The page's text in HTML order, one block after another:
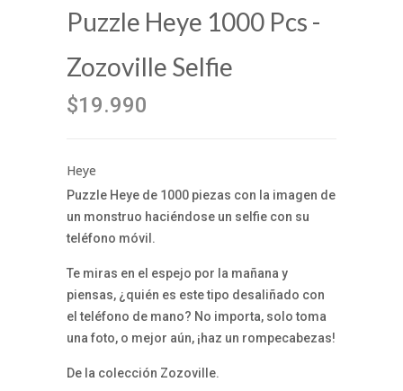
Puzzle Heye 1000 Pcs -
Zozoville Selfie
$19.990
Heye
Puzzle Heye de 1000 piezas con la imagen de
un monstruo haciéndose un selfie con su
teléfono móvil.
Te miras en el espejo por la mañana y
piensas, ¿quién es este tipo desaliñado con
el teléfono de mano? No importa, solo toma
una foto, o mejor aún, ¡haz un rompecabezas!
De la colección Zozoville.